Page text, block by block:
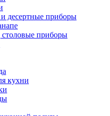
десертные приборы
приборы
кухни